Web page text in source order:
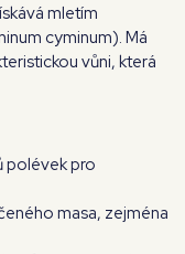
mletím
cyminum). Má
vůni, která
polévek pro
masa, zejména